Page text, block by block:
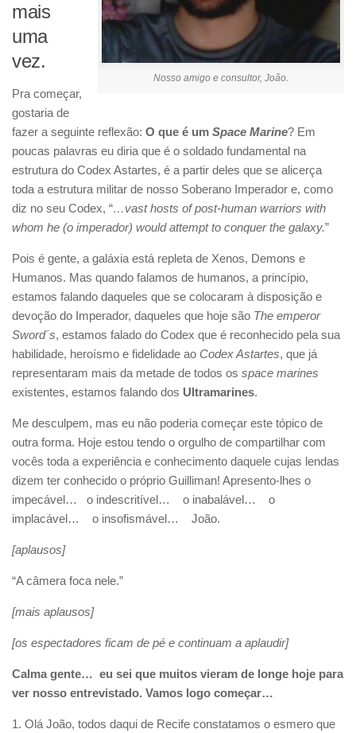
Nosso amigo e consultor, João.
mais
uma
vez.
Pra começar,
gostaria de
fazer a seguinte reflexão: O que é um Space Marine? Em
poucas palavras eu diria que é o soldado fundamental na
estrutura do Codex Astartes, é a partir deles que se alicerça
toda a estrutura militar de nosso Soberano Imperador e, como
diz no seu Codex, “…vast hosts of post-human warriors with
whom he (o imperador) would attempt to conquer the galaxy.”
Pois é gente, a galáxia está repleta de Xenos, Demons e
Humanos. Mas quando falamos de humanos, a princípio,
estamos falando daqueles que se colocaram à disposição e
devoção do Imperador, daqueles que hoje são The emperor
Sword´s, estamos falado do Codex que é reconhecido pela sua
habilidade, heroísmo e fidelidade ao Codex Astartes, que já
representaram mais da metade de todos os space marines
existentes, estamos falando dos Ultramarines.
Me desculpem, mas eu não poderia começar este tópico de
outra forma. Hoje estou tendo o orgulho de compartilhar com
vocês toda a experiência e conhecimento daquele cujas lendas
dizem ter conhecido o próprio Guilliman! Apresento-lhes o
impecável… o indescritível… o inabalável… o
implacável… o insofismável… João.
[aplausos]
“A câmera foca nele.”
[mais aplausos]
[os espectadores ficam de pé e continuam a aplaudir]
Calma gente… eu sei que muitos vieram de longe hoje para
ver nosso entrevistado. Vamos logo começar…
1. Olá João, todos daqui de Recife constatamos o esmero que